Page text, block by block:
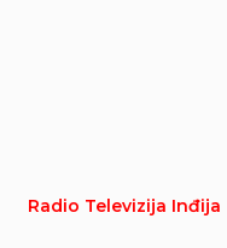
Radio Televizija Inđija